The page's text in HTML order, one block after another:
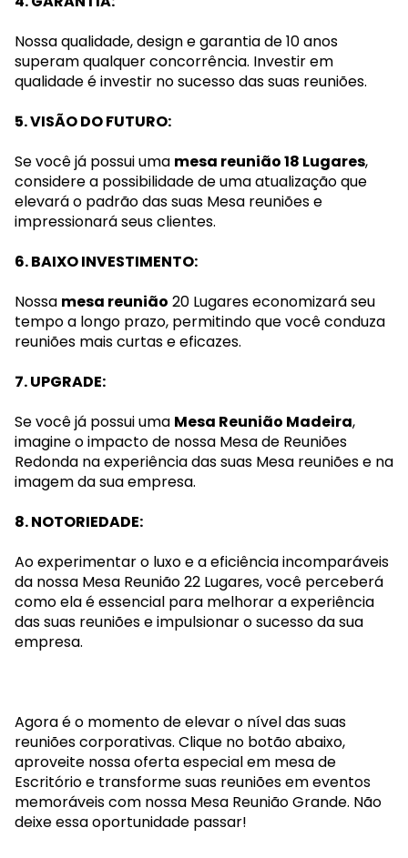
Nossa qualidade, design e garantia de 10 anos
superam qualquer concorrência. Investir em
qualidade é investir no sucesso das suas reuniões.
5. VISÃO DO FUTURO:
Se você já possui uma mesa reunião 18 Lugares,
considere a possibilidade de uma atualização que
elevará o padrão das suas Mesa reuniões e
impressionará seus clientes.
6. BAIXO INVESTIMENTO:
Nossa mesa reunião 20 Lugares economizará seu
tempo a longo prazo, permitindo que você conduza
reuniões mais curtas e eficazes.
7. UPGRADE:
Se você já possui uma Mesa Reunião Madeira,
imagine o impacto de nossa Mesa de Reuniões
Redonda na experiência das suas Mesa reuniões e na
imagem da sua empresa.
8. NOTORIEDADE:
Ao experimentar o luxo e a eficiência incomparáveis
da nossa Mesa Reunião 22 Lugares, você perceberá
como ela é essencial para melhorar a experiência
das suas reuniões e impulsionar o sucesso da sua
empresa.
Agora é o momento de elevar o nível das suas
reuniões corporativas. Clique no botão abaixo,
aproveite nossa oferta especial em mesa de
Escritório e transforme suas reuniões em eventos
memoráveis com nossa Mesa Reunião Grande. Não
deixe essa oportunidade passar!